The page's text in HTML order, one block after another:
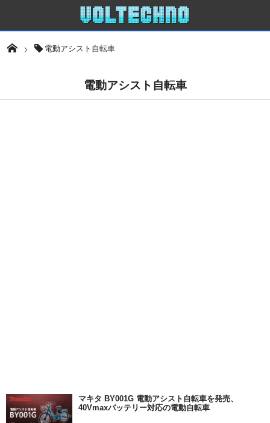
電動アシスト自転車
電動アシスト自転車
マキタ BY001G 電動アシスト自転車を発売、
40Vmaxバッテリー対応の電動自転車